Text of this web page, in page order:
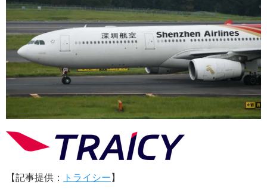
【記事提供： トライシー 】